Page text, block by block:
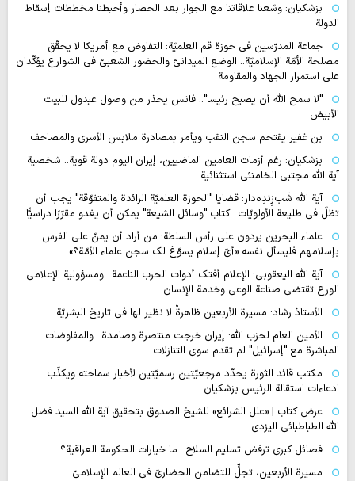
بزشكيان: وسّعنا علاقاتنا مع الجوار بعد الحصار وأحبطنا مخططات إسقاط
الدولة
جماعة المدرّسين في حوزة قم العلميّة: التفاوض مع أمريكا لا يحقّق
مصلحة الأمّة الإسلاميّة.. الوضع الميدانيّ والحضور الشعبيّ في الشوارع يؤكّدان
على استمرار الجهاد والمقاومة
"لا سمح الله أن يصبح رئيسا".. فانس يحذر من وصول عبدول للبيت
الأبيض
بن غفير يقتحم سجن النقب ويأمر بمصادرة ملابس الأسرى والمصاحف
بزشكيان: رغم أزمات العامين الماضيين، إيران اليوم دولة قوية.. شخصية
آية الله مجتبى الخامنئي استثنائية
آية اللّه شَب‌زِندِه‌دار: قضايا "الحوزة العلميّة الرائدة والمتفوّقة" يجب أن
تظلّ في طليعة الأولويّات.. كتاب "وسائل الشيعة" يمكن أن يغدو مقرّرًا دراسيًّا
علماء البحرين يردون على رأس السلطة: من أراد أن يمنّ على الفرس
بإسلامهم فليسأل نفسه «أيّ إسلام يسوّغ لك سجن علماء الأمّة؟»
آية الله اليعقوبي: الإعلام أفتك أدوات الحرب الناعمة.. ومسؤولية الإعلامي
الورع تقتضي صناعة الوعي وخدمة الإنسان
الأستاذ رشاد: مسيرة الأربعين ظاهرةٌ لا نظير لها في تاريخ البشريّة
الأمين العام لحزب الله: إيران خرجت منتصرة وصامدة.. والمفاوضات
المباشرة مع "إسرائيل" لم تقدم سوى التنازلات
مكتب قائد الثورة يحدّد مرجعيّتين رسميّتين لأخبار سماحته ويكذّب
ادعاءات استقالة الرئيس بزشكيان
عرض كتاب | «علل الشرائع» للشيخ الصدوق بتحقيق آية الله السيد فضل
الله الطباطبائي اليزدي
فصائل كبرى ترفض تسليم السلاح.. ما خيارات الحكومة العراقية؟
مسيرة الأربعين، تجلٍّ للتضامن الحضاريّ في العالم الإسلاميّ